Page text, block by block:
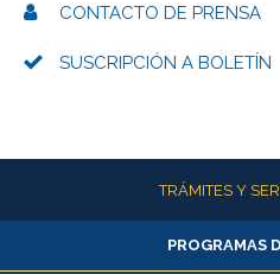
CONTACTO DE PRENSA
SUSCRIPCIÓN A BOLETÍN
Más informaciónTRÁMITES Y
Alumnas/os y
PROGRAMAS